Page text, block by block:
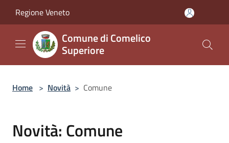
Regione Veneto
Comune di Comelico
Superiore
Home > Novità > Comune
Novità: Comune